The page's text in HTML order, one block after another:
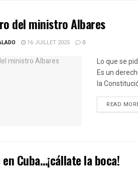
del ministro Albares
16 JUILLET 2025 0
Lo que se
Es un
la
READ
Cuba…¡cállate la boca!